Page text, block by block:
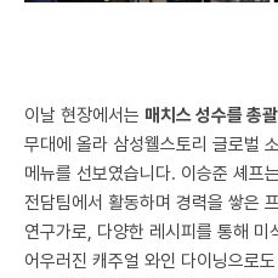
이날 현장에서는 매치스 성수를 총괄
무대에 올라 삼성웰스토리 글로벌
메뉴를 선보였습니다. 이승준 셰프
전담팀에서 활동하며 경력을 쌓은
연구가로, 다양한 레시피를 통해 미
어우러진 캐주얼 와인 다이닝으로